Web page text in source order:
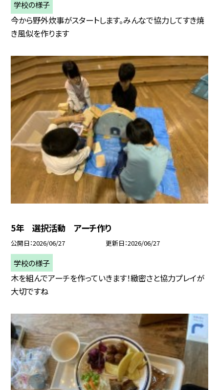
学校の様子
今から野外炊事がスタートします。みんなで協力してすき焼
き風似を作ります
5年 選択活動 アーチ作り
公開日 2026/06/27 更新日 2026/06/27
学校の様子
木を組んでアーチを作っていきます！緻密さと協力プレイが
大切ですね